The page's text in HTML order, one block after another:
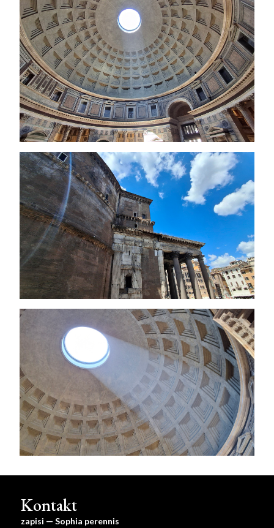
Kontakt
zapisi — Sophia perennis